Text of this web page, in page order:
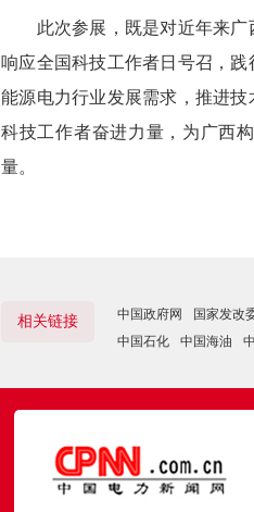
此次参展，既是对近年来广
响应全国科技工作者日号召，
能源电力行业发展需求， 推进技
科技工作者奋进力量，为广西
量。
相关链接 中国政府网 国家发改
中国石化
中国海油